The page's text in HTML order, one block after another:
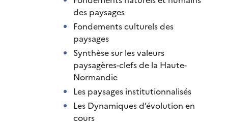
des paysages
Fondements culturels des
paysages
Synthèse sur les valeurs
paysagères-clefs de la Haute-
Normandie
Les paysages institutionnalisés
Les Dynamiques d’évolution en
cours